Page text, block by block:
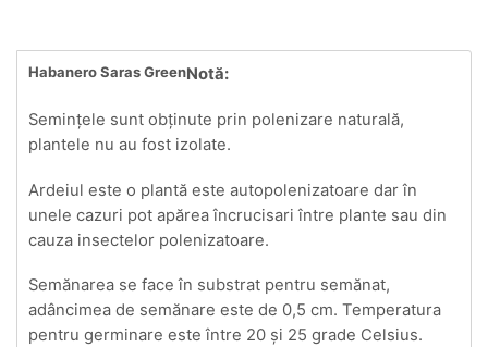
Habanero Saras GreenNotă:
Seminţele sunt obţinute prin polenizare naturală,
plantele nu au fost izolate.
Ardeiul este o plantă este autopolenizatoare dar în
unele cazuri pot apărea încrucisari între plante sau din
cauza insectelor polenizatoare.
Semănarea se face în substrat pentru semănat,
adâncimea de semănare este de 0,5 cm. Temperatura
pentru germinare este între 20 şi 25 grade Celsius.